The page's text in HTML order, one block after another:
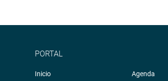
PORTAL
Inicio Agenda